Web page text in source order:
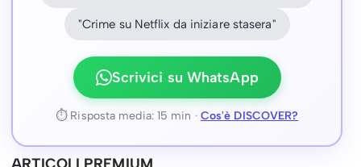
"Crime su Netflix da iniziare stasera"
Scrivici su WhatsApp
⏱ Risposta media: 15 min · Cos'è DISCOVER?